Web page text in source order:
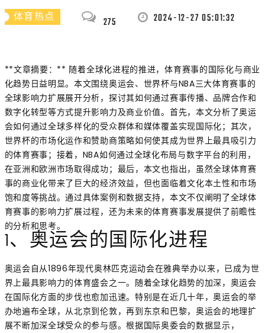
体育热点 275 2024-12-27 05:01:32
**文章摘要：** 随着全球化进程的推进，体育赛事的国际化与商业
化趋势日益明显。本文围绕奥运会、世界杯与NBA三大体育赛事的
全球影响力扩展展开分析，探讨其如何通过赛事传播、品牌合作和
数字化转型等方式提升影响力及商业价值。首先，本文分析了奥运
会如何通过全球多样化的受众群体和媒体覆盖实现国际化；其次，
世界杯的市场化运作和赞助商策略如何使其成为世界上最具吸引力
的体育赛事；接着，NBA如何通过全球化布局与数字平台的利用，
在亚洲和欧洲市场取得成功；最后，本文也指出，虽然全球体育赛
事的商业化带来了巨大的经济效益，但也面临着文化本土性和市场
饱和度等挑战。通过具体案例和数据支持，本文不仅阐明了全球体
育赛事的影响力扩展过程，还为未来的体育赛事发展提供了前瞻性
的分析和思考。
1、奥运会的国际化进程
奥运会自从1896年现代奥林匹克运动会在雅典举办以来，已成为世
界上最具影响力的体育盛会之一。随着全球化趋势的加深，奥运会
在国际化方面的步伐也愈加迅速。特别是在近几十年，奥运会的举
办地遍布全球，从北京到伦敦，再到东京和巴黎，奥运会的地理扩
展不断加深全球受众的参与感。根据国际奥委会的数据显示，